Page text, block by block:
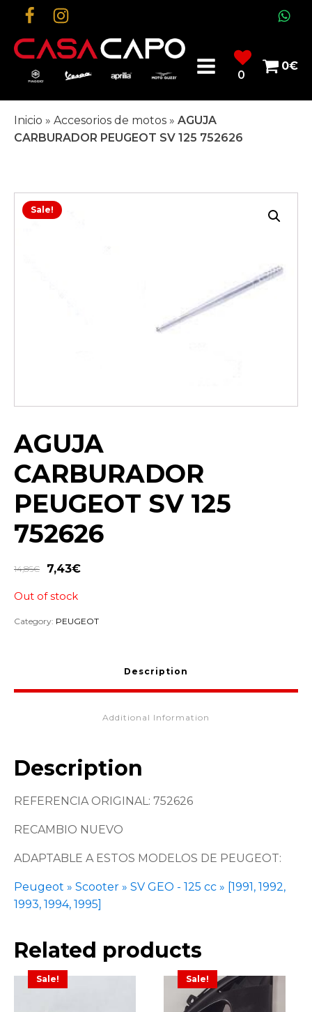
0
0€
Inicio » Accesorios de motos » AGUJA
CARBURADOR PEUGEOT SV 125 752626
Sale!
AGUJA
CARBURADOR
PEUGEOT SV 125
752626
14,86€ 7,43€
Out of stock
Category: PEUGEOT
Description
Additional Information
Description
REFERENCIA ORIGINAL: 752626
RECAMBIO NUEVO
ADAPTABLE A ESTOS MODELOS DE PEUGEOT:
Peugeot » Scooter » SV GEO - 125 cc » [1991, 1992,
1993, 1994, 1995]
Related products
Sale! Sale!